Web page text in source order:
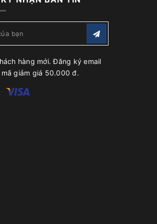
hàng mới. Đăng ký email
mã giảm giá 50.000 đ.